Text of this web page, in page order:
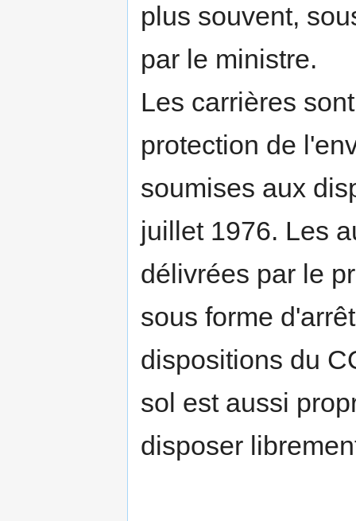
plus souvent,
par le ministre.
Les carrières
protection de
soumises aux
juillet 1976. Les
délivrées par le
sous forme
dispositions du
sol est aussi
disposer